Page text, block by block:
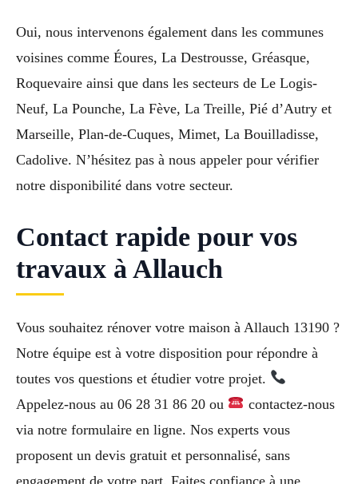
Oui, nous intervenons également dans les communes
voisines comme Éoures, La Destrousse, Gréasque,
Roquevaire ainsi que dans les secteurs de Le Logis-
Neuf, La Pounche, La Fève, La Treille, Pié d’Autry et
Marseille, Plan-de-Cuques, Mimet, La Bouilladisse,
Cadolive. N’hésitez pas à nous appeler pour vérifier
notre disponibilité dans votre secteur.
Contact rapide pour vos
travaux à Allauch
Vous souhaitez rénover votre maison à Allauch 13190 ?
Notre équipe est à votre disposition pour répondre à
toutes vos questions et étudier votre projet.
Appelez-nous au 06 28 31 86 20 ou
contactez-nous
via notre formulaire en ligne. Nos experts vous
proposent un devis gratuit et personnalisé, sans
engagement de votre part. Faites confiance à une